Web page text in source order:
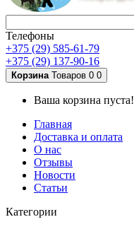
Телефоны
+375 (29) 585-61-79
+375 (29) 137-90-16
Корзина Товаров 0 0
Ваша корзина пуста!
Главная
Доставка и оплата
О нас
Отзывы
Новости
Статьи
Категории